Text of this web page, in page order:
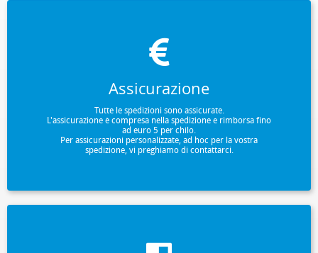
Assicurazione
Tutte le spedizioni sono assicurate.
L'assicurazione è compresa nella spedizione e rimborsa fino
ad euro 5 per chilo.
Per assicurazioni personalizzate, ad hoc per la vostra
spedizione, vi preghiamo di contattarci.